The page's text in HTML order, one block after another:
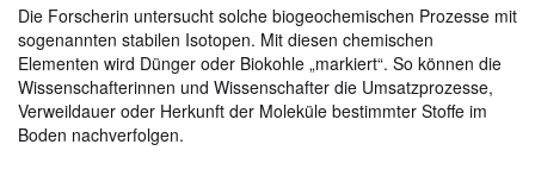
Die Forscherin untersucht solche biogeochemischen Prozesse mit
sogenannten stabilen Isotopen. Mit diesen chemischen
Elementen wird Dünger oder Biokohle „markiert“. So können die
Wissenschafterinnen und Wissenschafter die Umsatzprozesse,
Verweildauer oder Herkunft der Moleküle bestimmter Stoffe im
Boden nachverfolgen.